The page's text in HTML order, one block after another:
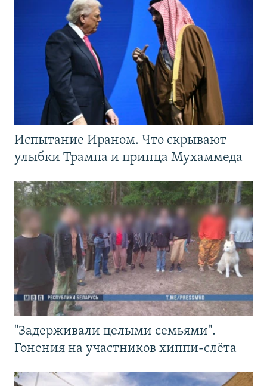
Испытание Ираном. Что скрывают
улыбки Трампа и принца Мухаммеда
"Задерживали целыми семьями".
Гонения на участников хиппи-слёта